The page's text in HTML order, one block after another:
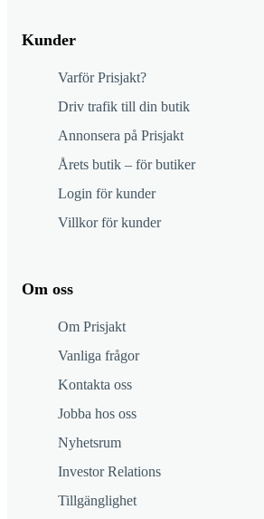
Kunder
Varför Prisjakt?
Driv trafik till din butik
Annonsera på Prisjakt
Årets butik – för butiker
Login för kunder
Villkor för kunder
Om oss
Om Prisjakt
Vanliga frågor
Kontakta oss
Jobba hos oss
Nyhetsrum
Investor Relations
Tillgänglighet